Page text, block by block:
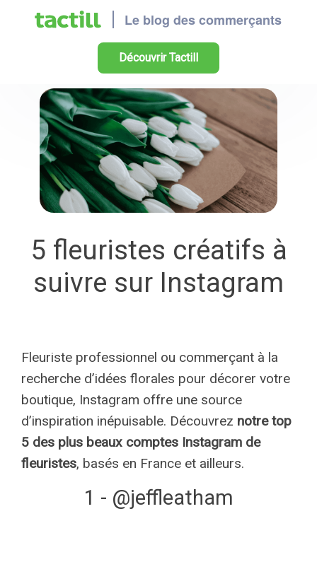
Découvrir Tactill
5 fleuristes créatifs à
suivre sur Instagram
Fleuriste professionnel ou commerçant à la
recherche d’idées florales pour décorer votre
boutique, Instagram offre une source
d’inspiration inépuisable. Découvrez notre top
5 des plus beaux comptes Instagram de
fleuristes, basés en France et ailleurs.
1 - @jeffleatham